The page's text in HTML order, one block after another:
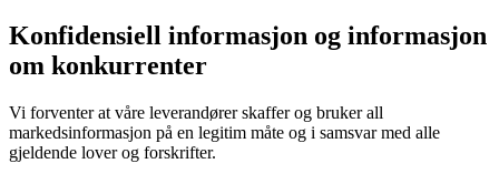
Konfidensiell informasjon og informasjon
om konkurrenter
Vi forventer at våre leverandører skaffer og bruker all
markedsinformasjon på en legitim måte og i samsvar med alle
gjeldende lover og forskrifter.